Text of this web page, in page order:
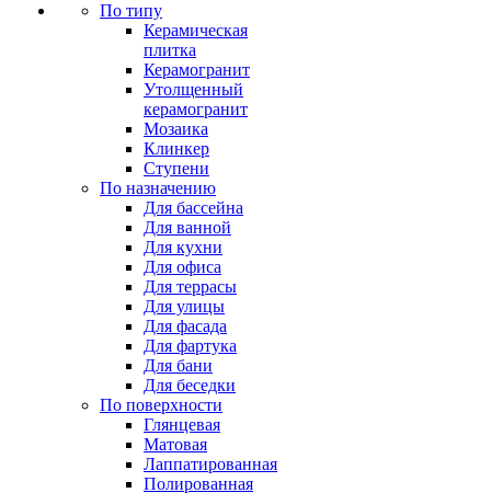
По типу
Керамическая
плитка
Керамогранит
Утолщенный
керамогранит
Мозаика
Клинкер
Ступени
По назначению
Для бассейна
Для ванной
Для кухни
Для офиса
Для террасы
Для улицы
Для фасада
Для фартука
Для бани
Для беседки
По поверхности
Глянцевая
Матовая
Лаппатированная
Полированная